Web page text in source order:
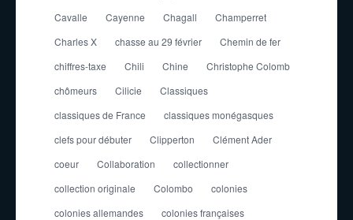
Cavalle
Cayenne Chagall
Champerret
Charles X
chasse au 29 février
Chemin de fer
chiffres-taxe
Chili Chine
Christophe Colomb
chômeurs
Cilicie
Classiques
classiques de France
classiques monégasques
clefs pour débuter
Clipperton
Clément Ader
coeur
Collaboration
collectionner
collection originale
Colombo
colonies
colonies allemandes
colonies françaises